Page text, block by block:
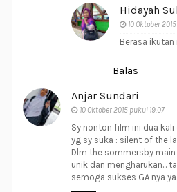
Hidayah
10 Oktober
Berasa ikutan
Balas
Anjar Sundari
10 Oktober 2015 pukul 19.07
Sy nonton film ini dua kali
yg sy suka : silent of the
Dlm the sommersby
unik dan mengharukan...
semoga sukses GA nya